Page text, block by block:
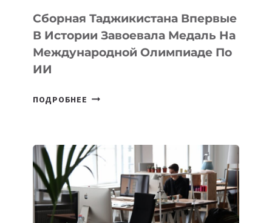
Сборная Таджикистана Впервые
В Истории Завоевала Медаль На
Международной Олимпиаде По
ИИ
ПОДРОБНЕЕ СБОРНАЯ
ИСТОРИИ
ЗАВОЕВАЛА
МЕДАЛЬ
НА
МЕЖДУНАРОДНОЙ